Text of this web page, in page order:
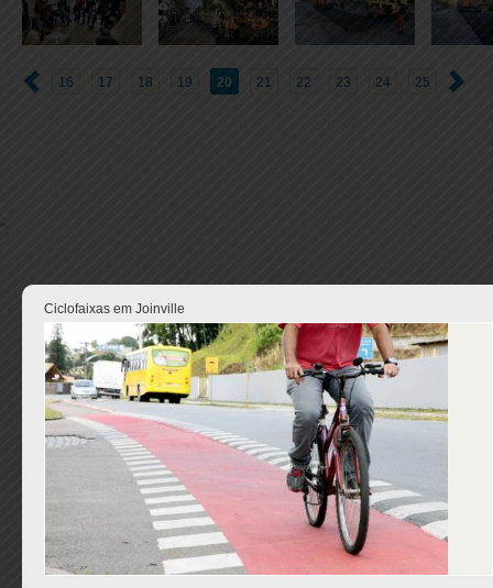
16 17 18 19 20 21 22 23 24 25
";
Ciclofaixas em Joinville